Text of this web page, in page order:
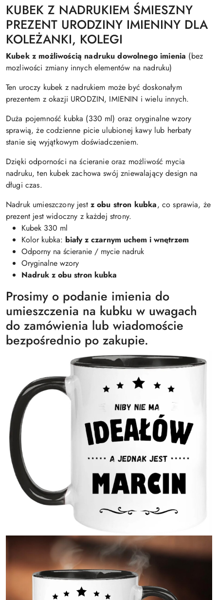
KUBEK Z NADRUKIEM ŚMIESZNY
PREZENT URODZINY IMIENINY DLA
KOLEŻANKI, KOLEGI
Kubek z możliwością nadruku dowolnego imienia (bez
mozliwości zmiany innych elementów na nadruku)
Ten uroczy kubek z nadrukiem może być doskonałym
prezentem z okazji URODZIN, IMIENIN i wielu innych.
Duża pojemność kubka (330 ml) oraz oryginalne wzory
sprawią, że codzienne picie ulubionej kawy lub herbaty
stanie się wyjątkowym doświadczeniem.
Dzięki odporności na ścieranie oraz możliwość mycia
nadruku, ten kubek zachowa swój zniewalający design na
długi czas.
Nadruk umieszczony jest z obu stron kubka, co sprawia, że
prezent jest widoczny z każdej strony.
Kubek 330 ml
Kolor kubka: biały z czarnym uchem i wnętrzem
Odporny na ścieranie / mycie nadruk
Oryginalne wzory
Nadruk z obu stron kubka
Prosimy o podanie imienia do
umieszczenia na kubku w uwagach
do zamówienia lub wiadomoście
bezpośrednio po zakupie.